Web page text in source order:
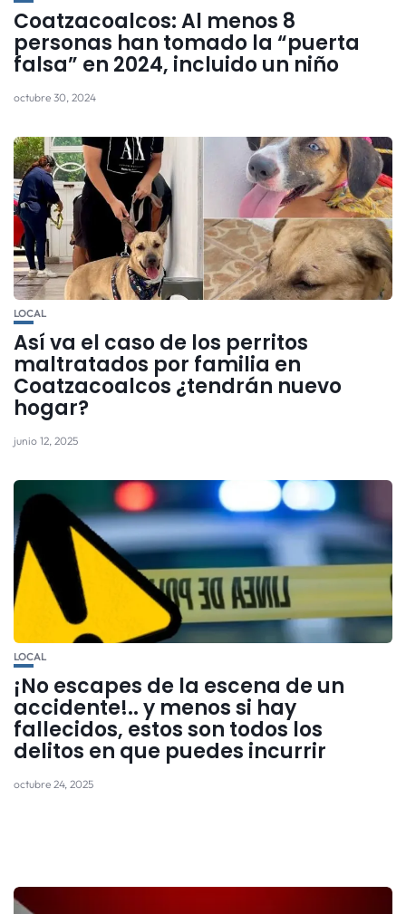
Coatzacoalcos: Al menos 8
personas han tomado la “puerta
falsa” en 2024, incluido un niño
octubre 30, 2024
LOCAL
Así va el caso de los perritos
maltratados por familia en
Coatzacoalcos ¿tendrán nuevo
hogar?
junio 12, 2025
LOCAL
¡No escapes de la escena de un
accidente!.. y menos si hay
fallecidos, estos son todos los
delitos en que puedes incurrir
octubre 24, 2025